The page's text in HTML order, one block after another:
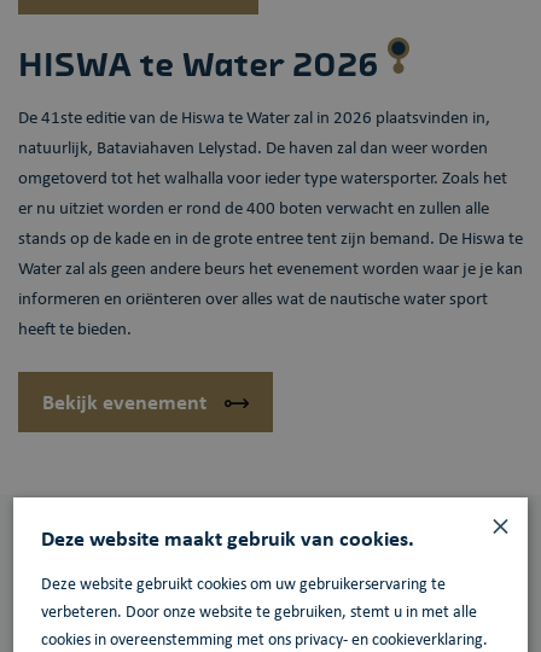
HISWA te Water 2026
De 41ste editie van de Hiswa te Water zal in 2026 plaatsvinden in,
natuurlijk, Bataviahaven Lelystad. De haven zal dan weer worden
omgetoverd tot het walhalla voor ieder type watersporter. Zoals het
er nu uitziet worden er rond de 400 boten verwacht en zullen alle
stands op de kade en in de grote entree tent zijn bemand. De Hiswa te
Water zal als geen andere beurs het evenement worden waar je je kan
informeren en oriënteren over alles wat de nautische water sport
heeft te bieden.
Bekijk evenement
We houden je graag op de hoogte van alle ontwikkelingen en
activiteiten bij BataviaHaven! Op onze website en social media
×
Deze website maakt gebruik van cookies.
Deze website gebruikt cookies om uw gebruikerservaring te
verbeteren. Door onze website te gebruiken, stemt u in met alle
cookies in overeenstemming met ons privacy- en cookieverklaring.